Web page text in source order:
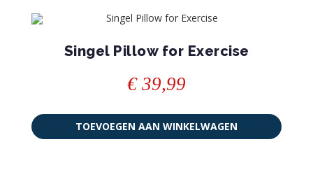
Singel Pillow for Exercise
€39,99
TOEVOEGEN AAN WINKELWAGEN